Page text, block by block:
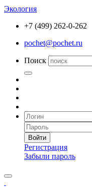
Экология
+7 (499) 262-0-262
pochet@pochet.ru
Поиск
Войти
Регистрация
Забыли пароль